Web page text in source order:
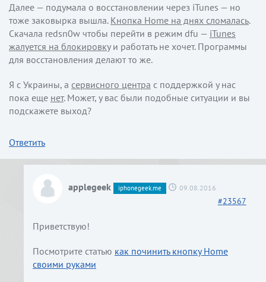
Далее — подумала о восстановлении через iTunes — но
тоже заковырка вышла. Кнопка Home на днях сломалась.
Скачала redsn0w чтобы перейти в режим dfu — iTunes
жалуется на блокировкуи работать не хочет. Программы
для восстановления делают то же.
Я с Украины, а сервисного центра с поддержкой у нас
пока еще нет. Может, у вас были подобные ситуации и вы
подскажете выход?
Ответить
applegeek iphonegeek.me 09.08.2016
#23567
Приветствую!
Посмотрите статью как починить кнопку Home
своими руками